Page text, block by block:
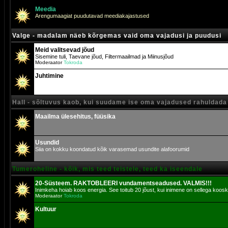
Meedia
Arengumaagiat puudutavad meediakajastused
Valge - madalam näeb kõrgemas vaid oma vajadusi ja puudusi
Meid valitsevad jõud
Sisemine tuli, Taevane jõud, Filtermaailmad ja Miinusjõud
ModeraatorTokroda
Juhtimine
Hall - sõltuvus kaob, kui suudame ise oma vajadused rahuldada
Maailma ülesehitus, füüsika
Usundid
Siia on kokku koondatud kõik varasemad usundite alafoorumid
Tumeroheline - kõik, mis teed teistele, teed ka iseendale
20-Süsteem. RAKTOBLEERI vundamentseadused. VALMIS!!!
Inimkeha hoiab koos energia. See toitub 20 jõust, kui inimene on sellega
ModeraatorTokroda
Kultuur